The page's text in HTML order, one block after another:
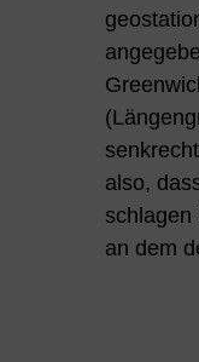
also,
schlagen
an dem